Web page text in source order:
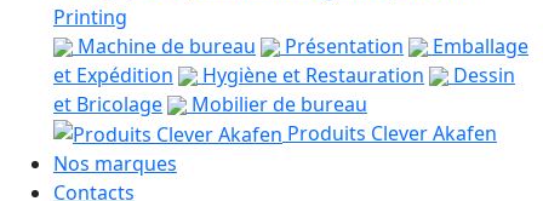
Printing
Machine de bureau
Présentation
Emballage
et Expédition
Hygiène et Restauration
Dessin
et Bricolage
Mobilier de bureau
Produits Clever Akafen
Nos marques
Contacts